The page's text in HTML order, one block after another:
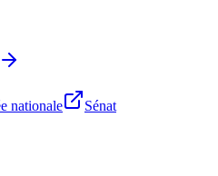
nationale Sénat